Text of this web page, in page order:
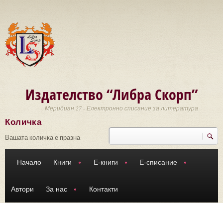
Издателство “Либра Скорп”
Меридиан 27 - Електронно списание за литература
Търси
Количка
Вашата количка е празна
Начало Книги Е-книги Е-списание
Автори За нас Контакти